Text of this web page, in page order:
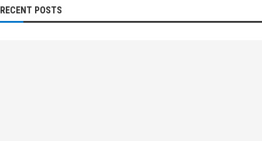
RECENT POSTS